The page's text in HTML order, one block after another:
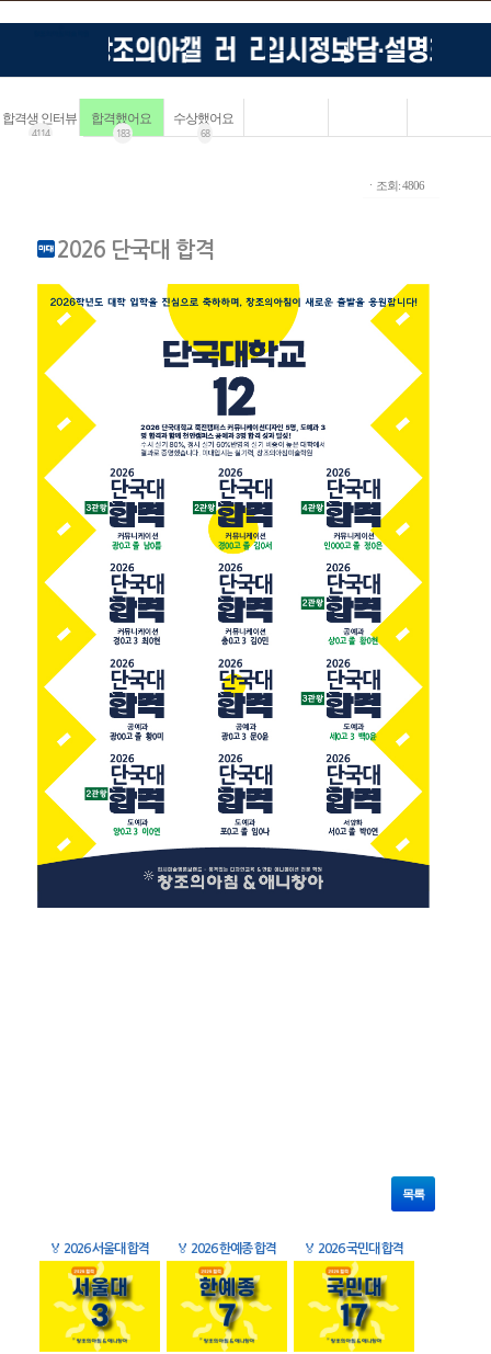
합격생 인터뷰
4114
합격했어요
183
수상했어요
68
ㆍ조회: 4806
2026 단국대 합격
목록
🏅 2026 서울대 합격 🏅 2026 한예종 합격 🏅 2026 국민대 합격